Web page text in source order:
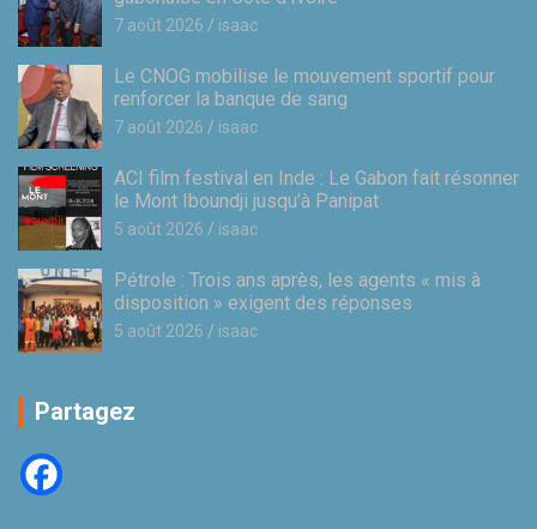
7 août 2026 isaac
Le CNOG mobilise le mouvement sportif pour
renforcer la banque de sang
7 août 2026 isaac
ACI film festival en Inde : Le Gabon fait résonner
le Mont Iboundji jusqu’à Panipat
5 août 2026 isaac
Pétrole : Trois ans après, les agents « mis à
disposition » exigent des réponses
5 août 2026 isaac
Partagez